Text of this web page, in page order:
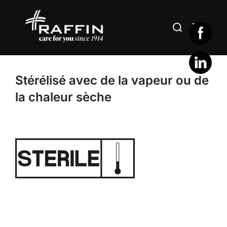
Rechercher :
Stérélisé avec de la vapeur ou de
la chaleur sèche